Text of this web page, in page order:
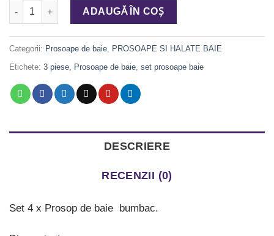
Cantitate Set Prosop de baie 620 gr/mp, 4 piese, cod PPK 029
ADAUGĂ ÎN COȘ
Categorii: Prosoape de baie PROSOAPE SI HALATE BAIE
Etichete: 3 piese Prosoape de baie set prosoape baie
DESCRIERE
RECENZII (0)
Set 4 x Prosop de baie bumbac.